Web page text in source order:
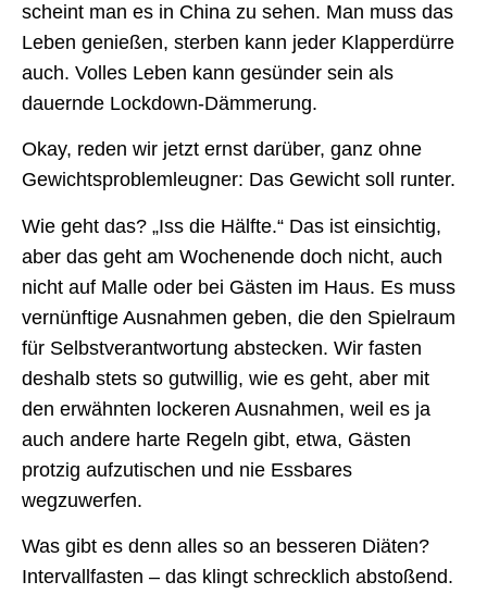
scheint man es in China zu sehen. Man muss das
Leben genießen, sterben kann jeder Klapperdürre
auch. Volles Leben kann gesünder sein als
dauernde Lockdown-Dämmerung.
Okay, reden wir jetzt ernst darüber, ganz ohne
Gewichtsproblemleugner: Das Gewicht soll runter.
Wie geht das? „Iss die Hälfte.“ Das ist einsichtig,
aber das geht am Wochenende doch nicht, auch
nicht auf Malle oder bei Gästen im Haus. Es muss
vernünftige Ausnahmen geben, die den Spielraum
für Selbstverantwortung abstecken. Wir fasten
deshalb stets so gutwillig, wie es geht, aber mit
den erwähnten lockeren Ausnahmen, weil es ja
auch andere harte Regeln gibt, etwa, Gästen
protzig aufzutischen und nie Essbares
wegzuwerfen.
Was gibt es denn alles so an besseren Diäten?
Intervallfasten – das klingt schrecklich abstoßend.